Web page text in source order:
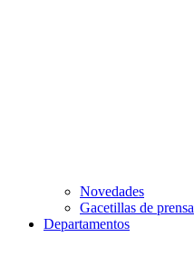
Novedades
Gacetillas de prensa
Departamentos